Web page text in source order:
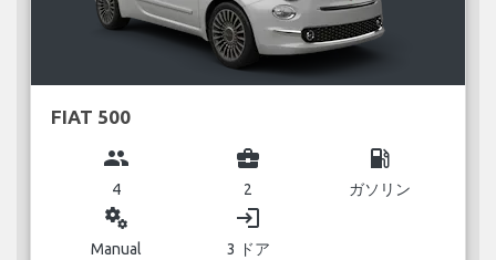
FIAT 500
group
4
business_center
2
local_gas_station
ガソリン
miscellaneous_services
Manual
login
3 ドア